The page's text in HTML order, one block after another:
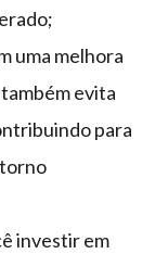
uma melhora
evita
para
investir em